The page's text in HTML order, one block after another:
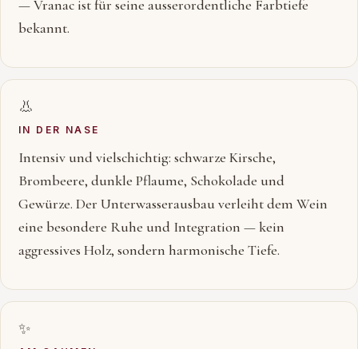
— Vranac ist für seine ausserordentliche Farbtiefe
bekannt.
👃
IN DER NASE
Intensiv und vielschichtig: schwarze Kirsche,
Brombeere, dunkle Pflaume, Schokolade und
Gewürze. Der Unterwasserausbau verleiht dem Wein
eine besondere Ruhe und Integration — kein
aggressives Holz, sondern harmonische Tiefe.
✨